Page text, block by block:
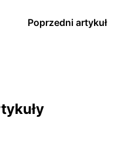
Poprzedni artykuł